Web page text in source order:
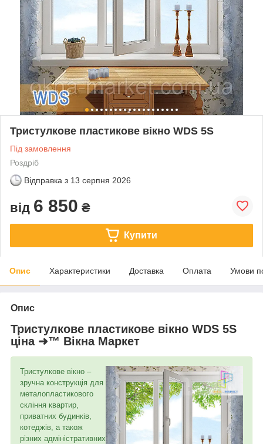
Тристулкове пластикове вікно WDS 5S
Під замовлення
Роздріб
Відправка з 13 серпня 2026
від 6 850 ₴
Купити
Опис Характеристики Доставка Оплата Умови
Опис
Тристулкове пластикове вікно WDS 5S
ціна ➜™ Вікна Маркет
Тристулкове вікно –
зручна конструкція для
металопластикового
скління квартир,
приватних будинків,
котеджів, а також
різних адміністративних